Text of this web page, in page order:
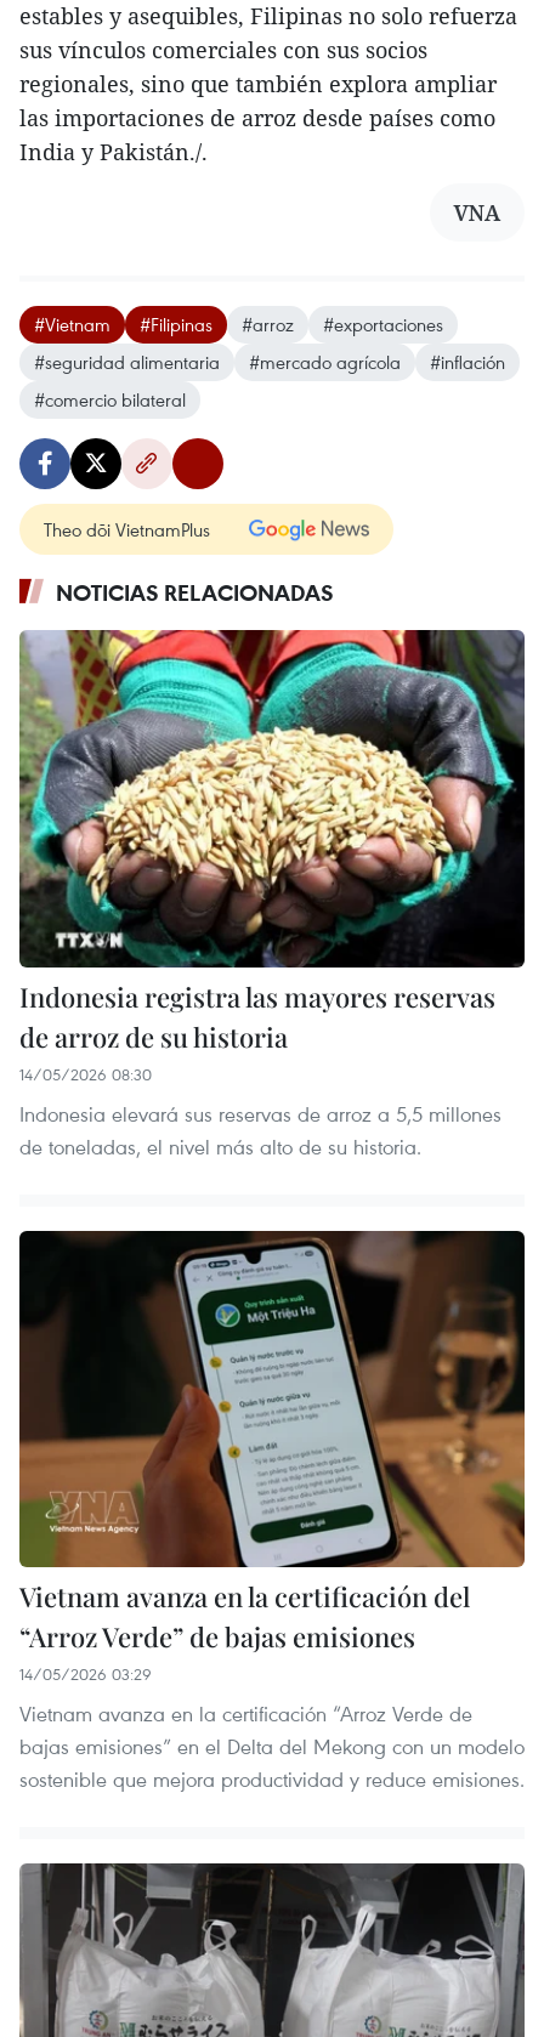
estables y asequibles, Filipinas no solo refuerza
sus vínculos comerciales con sus socios
regionales, sino que también explora ampliar
las importaciones de arroz desde países como
India y Pakistán./.
VNA
#Vietnam #Filipinas #arroz
#exportaciones
#seguridad alimentaria
#mercado agrícola
#inflación
#comercio bilateral
Theo dõi VietnamPlus
NOTICIAS RELACIONADAS
Indonesia registra las mayores reservas
de arroz de su historia
14/05/2026 08:30
Indonesia elevará sus reservas de arroz a 5,5 millones
de toneladas, el nivel más alto de su historia.
Vietnam avanza en la certificación del
“Arroz Verde” de bajas emisiones
14/05/2026 03:29
Vietnam avanza en la certificación “Arroz Verde de
bajas emisiones” en el Delta del Mekong con un modelo
sostenible que mejora productividad y reduce emisiones.